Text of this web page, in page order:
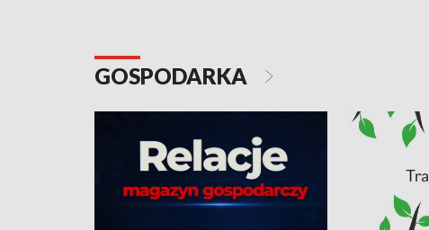
GOSPODARKA